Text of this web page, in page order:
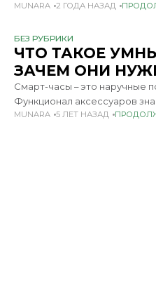
глобального
который был представлен
MUNARA 2 ГОДА НАЗАД
БЕЗ РУБРИКИ
ЧТО ТАКОЕ
ЗАЧЕМ ОНИ
Смарт-часы – это наручные
Функционал аксессуаров
классических устройств.
MUNARA 5 ЛЕТ НАЗАД